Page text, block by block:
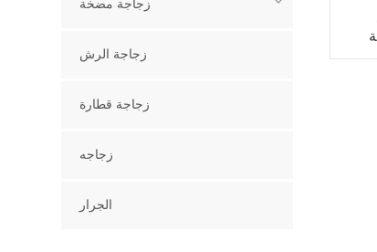
زجاجة الرش
زجاجة قطارة
زجاجه
الجرار